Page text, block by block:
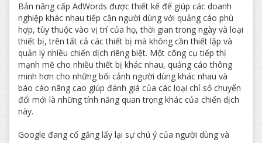
Bản nâng cấp AdWords được thiết kế để giúp các doanh
nghiệp khác nhau tiếp cận người dùng với quảng cáo phù
hợp, tùy thuộc vào vị trí của họ, thời gian trong ngày và loại
thiết bị, trên tất cả các thiết bị mà không cần thiết lập và
quản lý nhiều chiến dịch riêng biệt. Một công cụ tiếp thị
mạnh mẽ cho nhiều thiết bị khác nhau, quảng cáo thông
minh hơn cho những bối cảnh người dùng khác nhau và
báo cáo nâng cao giúp đánh giá của các loại chỉ số chuyển
đổi mới là những tính năng quan trọng khác của chiến dịch
này.
Google đang cố gắng lấy lại sự chú ý của người dùng và